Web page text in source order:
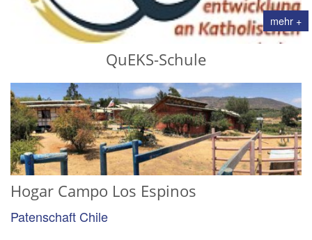
mehr +
QuEKS-Schule
Hogar Campo Los Espinos
Patenschaft Chile